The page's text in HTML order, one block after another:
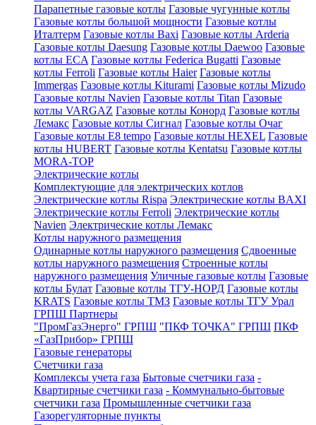
Парапетные газовые котлы Газовые чугунные котлы
Газовые котлы большой мощности Газовые котлы
Италтерм Газовые котлы Baxi Газовые котлы Arderia
Газовые котлы Daesung Газовые котлы Daewoo Газовые
котлы ECA Газовые котлы Federica Bugatti Газовые
котлы Ferroli Газовые котлы Haier Газовые котлы
Immergas Газовые котлы Kiturami Газовые котлы Mizudo
Газовые котлы Navien Газовые котлы Titan Газовые
котлы VARGAZ Газовые котлы Конорд Газовые котлы
Лемакс Газовые котлы Сигнал Газовые котлы Очаг
Газовые котлы E8 tempo Газовые котлы HEXEL Газовые
котлы HUBERT Газовые котлы Kentatsu Газовые котлы
MORA-TOP
Электрические котлы
Комплектующие для электрических котлов
Электрические котлы Rispa Электрические котлы BAXI
Электрические котлы Ferroli Электрические котлы
Navien Электрические котлы Лемакс
Котлы наружного размещения
Одинарные котлы наружного размещения Сдвоенные
котлы наружного размещения Строенные котлы
наружного размещения Уличные газовые котлы Газовые
котлы Булат Газовые котлы ТГУ-НОРД Газовые котлы
KRATS Газовые котлы ТМЗ Газовые котлы ТГУ Урал
ГРПШ Партнеры
"ПромГазЭнерго" ГРПШ "ПКФ ТОЧКА" ГРПШ ПКФ
«ГазПрибор» ГРПШ
Газовые генераторы
Счетчики газа
Комплексы учета газа Бытовые счетчики газа -
Квартирные счетчики газа - Коммунально-бытовые
счетчики газа Промышленные счетчики газа
Газорегуляторные пункты